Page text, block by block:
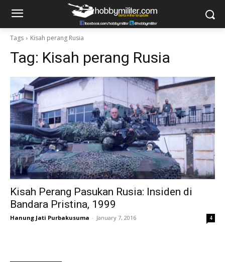
Tags Kisah perang Rusia
Tag: Kisah perang Rusia
Kisah Perang Pasukan Rusia: Insiden di
Bandara Pristina, 1999
Hanung Jati Purbakusuma - January 7, 2016 4